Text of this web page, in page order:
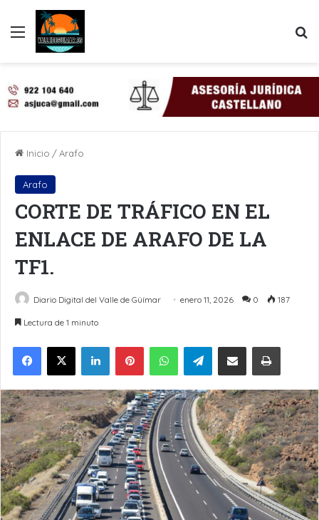
Menú
Inicio /Arafo
Arafo
CORTE DE TRÁFICO EN EL
ENLACE DE ARAFO DE LA
TF1.
Diario Digital del Valle de Güímar enero 11, 2026 0 187
Lectura de 1 minuto
LinkedInPinterestWhatsAppTelegramCompartir por Email Imprimir